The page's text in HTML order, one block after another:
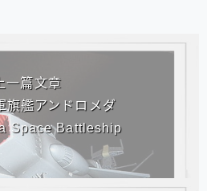
上一篇文章
旗艦アンドロメダ
Space Battleship